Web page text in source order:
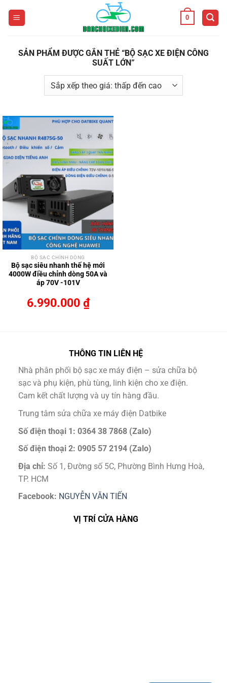
0
SẢN PHẨM ĐƯỢC GẮN THẺ “BỘ SẠC XE ĐIỆN CÔNG
SUẤT LỚN”
BỘ SẠC CHỈNH DÒNG
Bộ sạc siêu nhanh thế hệ mới
4000W điều chỉnh dòng 50A và
áp 70V -101V
6.990.000 ₫
THÔNG TIN LIÊN HỆ
Nhà phân phối bộ sạc xe máy điện – sửa chữa bộ
sạc và phụ kiện, phù tùng, linh kiện cho xe điện.
Cam kết chất lượng và uy tín hàng đầu.
Trung tâm sửa chữa xe máy điện Datbike
Số điện thoại 1: 0364 38 7868 (Zalo)
Số điện thoại 2: 0905 57 2194 (Zalo)
Địa chỉ: Số 1, Đường số 5C, Phường Bình Hưng Hoà,
TP. HCM
Facebook: NGUYỄN VĂN TIẾN
VỊ TRÍ CỬA HÀNG